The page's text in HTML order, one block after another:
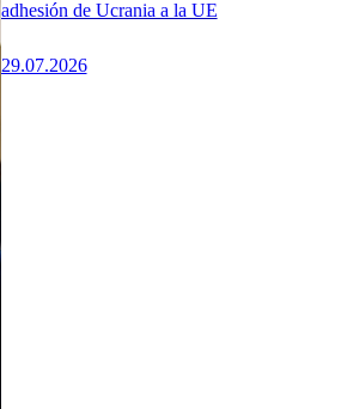
adhesión de Ucrania a la UE
29.07.2026